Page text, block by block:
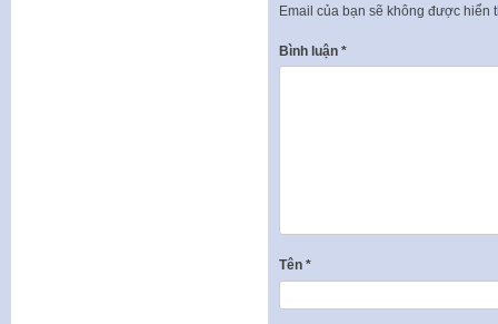
Email của bạn sẽ không được hiển
Bình luận *
Tên *